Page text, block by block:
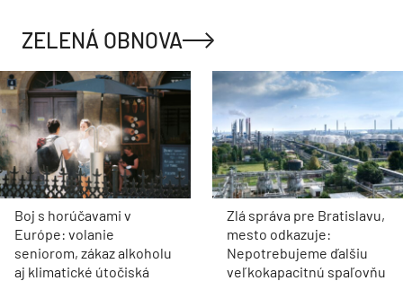
ZELENÁ OBNOVA
Boj s horúčavami v
Európe: volanie
seniorom, zákaz alkoholu
aj klimatické útočiská
Zlá správa pre Bratislavu,
mesto odkazuje:
Nepotrebujeme ďalšiu
veľkokapacitnú spaľovňu